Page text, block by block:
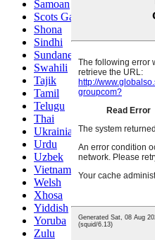
Samoan
Scots Gaelic
Shona
Sindhi
Sundanese
Swahili
Tajik
Tamil
Telugu
Thai
Ukrainian
Urdu
Uzbek
Vietnamese
Welsh
Xhosa
Yiddish
Yoruba
Zulu